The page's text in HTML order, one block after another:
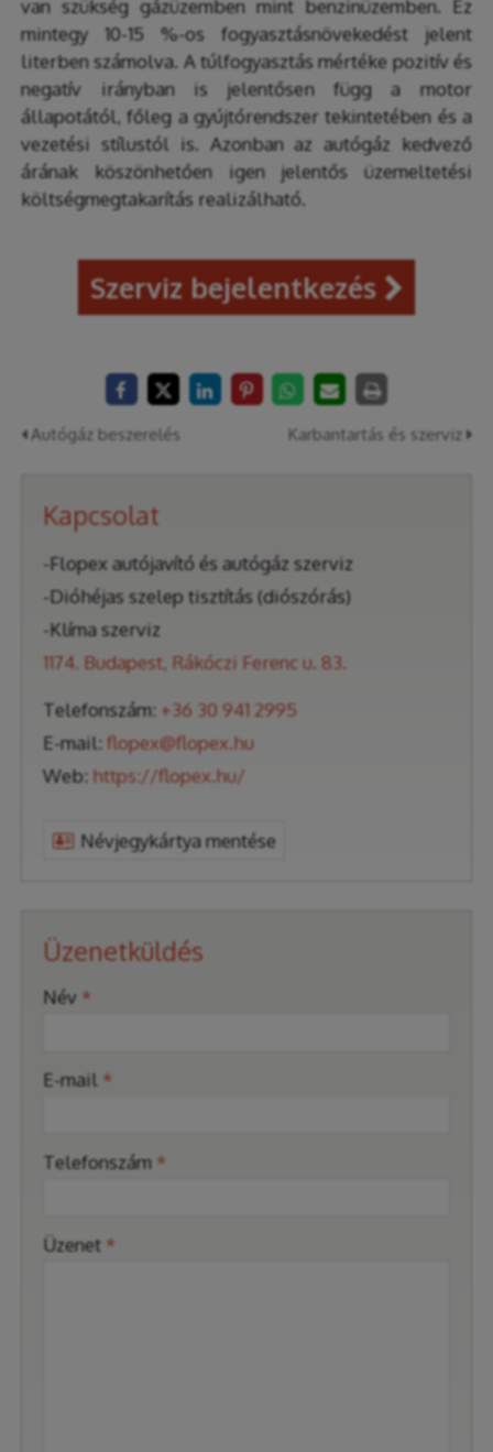
van szükség gázüzemben mint benzinüzemben. Ez
mintegy 10-15 %-os fogyasztásnövekedést jelent
literben számolva. A túlfogyasztás mértéke pozitív és
negatív irányban is jelentősen függ a motor
állapotától, főleg a gyújtórendszer tekintetében és a
vezetési stílustól is. Azonban az autógáz kedvező
árának köszönhetően igen jelentős üzemeltetési
költségmegtakarítás realizálható.
Szerviz bejelentkezés 
Autógáz beszerelés Karbantartás és szerviz
Kapcsolat
-Flopex autójavító és autógáz szerviz
-Dióhéjas szelep tisztítás (diószórás)
-Klíma szerviz
1174. Budapest, Rákóczi Ferenc u. 83.
Telefonszám: +36 30 941 2995
E-mail: flopex@flopex.hu
Web: https://flopex.hu/
Névjegykártya mentése
Üzenetküldés
Név *
E-mail *
Telefonszám *
Üzenet *